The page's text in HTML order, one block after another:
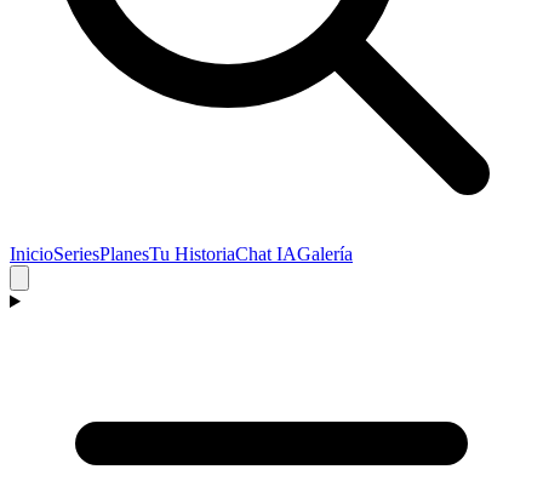
InicioSeriesPlanesTu HistoriaChat IAGalería